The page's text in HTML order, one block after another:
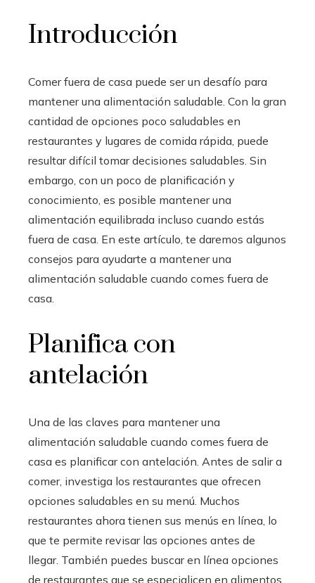
Introducción
Comer fuera de casa puede ser un desafío para
mantener una alimentación saludable. Con la gran
cantidad de opciones poco saludables en
restaurantes y lugares de comida rápida, puede
resultar difícil tomar decisiones saludables. Sin
embargo, con un poco de planificación y
conocimiento, es posible mantener una
alimentación equilibrada incluso cuando estás
fuera de casa. En este artículo, te daremos algunos
consejos para ayudarte a mantener una
alimentación saludable cuando comes fuera de
casa.
Planifica con
antelación
Una de las claves para mantener una
alimentación saludable cuando comes fuera de
casa es planificar con antelación. Antes de salir a
comer, investiga los restaurantes que ofrecen
opciones saludables en su menú. Muchos
restaurantes ahora tienen sus menús en línea, lo
que te permite revisar las opciones antes de
llegar. También puedes buscar en línea opciones
de restaurantes que se especialicen en alimentos